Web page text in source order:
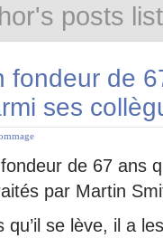
posts
fondeur de
ses
de 67 ans
par Martin
qu’il se lève, il a